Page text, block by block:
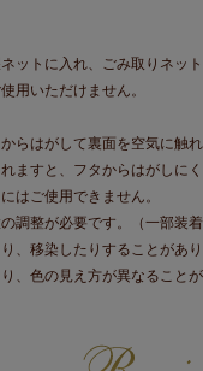
ットに入れ、ごみ取りネット
用いただけません。
らはがして裏面を空気に触れ
ますと、フタからはがしに
はご使用できません。
調整が必要です。（一部装着
、移染したりすることがあ
、色の見え方が異なることが